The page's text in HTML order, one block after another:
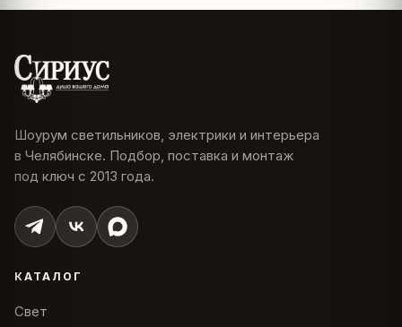
Шоурум светильников, электрики и интерьера
в Челябинске. Подбор, поставка и монтаж
под ключ с 2013 года.
КАТАЛОГ
Свет